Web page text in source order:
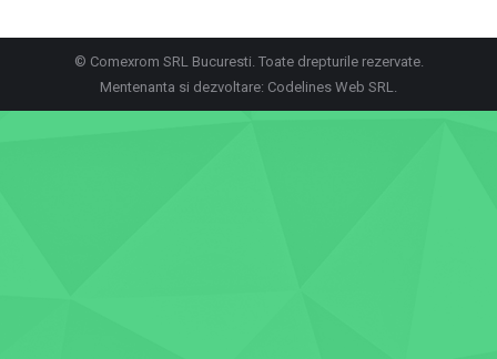
© Comexrom SRL Bucuresti. Toate drepturile rezervate.
Mentenanta si dezvoltare: Codelines Web SRL